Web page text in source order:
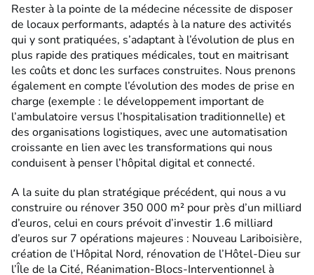
Rester à la pointe de la médecine nécessite de disposer
de locaux performants, adaptés à la nature des activités
qui y sont pratiquées, s’adaptant à l’évolution de plus en
plus rapide des pratiques médicales, tout en maitrisant
les coûts et donc les surfaces construites. Nous prenons
également en compte l’évolution des modes de prise en
charge (exemple : le développement important de
l’ambulatoire versus l’hospitalisation traditionnelle) et
des organisations logistiques, avec une automatisation
croissante en lien avec les transformations qui nous
conduisent à penser l’hôpital digital et connecté.
A la suite du plan stratégique précédent, qui nous a vu
construire ou rénover 350 000 m² pour près d’un milliard
d’euros, celui en cours prévoit d’investir 1.6 milliard
d’euros sur 7 opérations majeures : Nouveau Lariboisière,
création de l’Hôpital Nord, rénovation de l’Hôtel-Dieu sur
l’Île de la Cité, Réanimation-Blocs-Interventionnel à